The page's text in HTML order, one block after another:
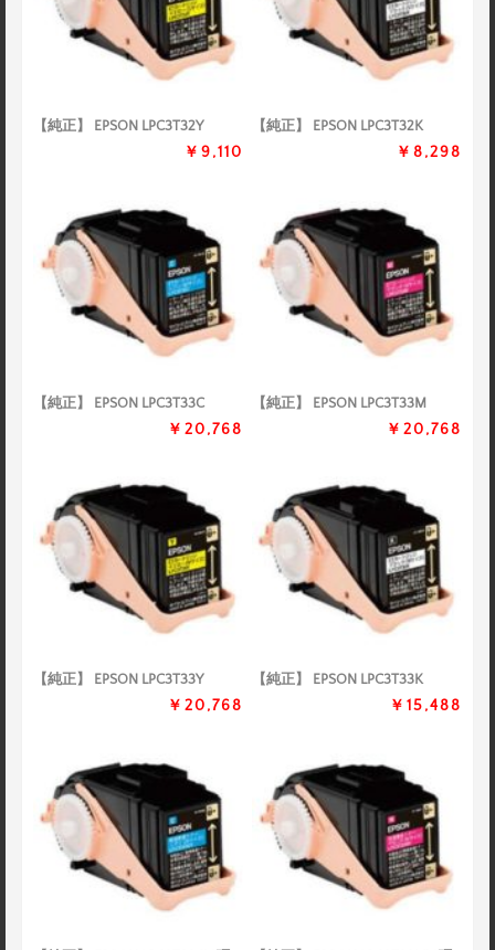
【純正】 EPSON LPC3T32Y
￥9,110
【純正】 EPSON LPC3T32K
￥8,298
【純正】 EPSON LPC3T33C
￥20,768
【純正】 EPSON LPC3T33M
￥20,768
【純正】 EPSON LPC3T33Y
￥20,768
【純正】 EPSON LPC3T33K
￥15,488